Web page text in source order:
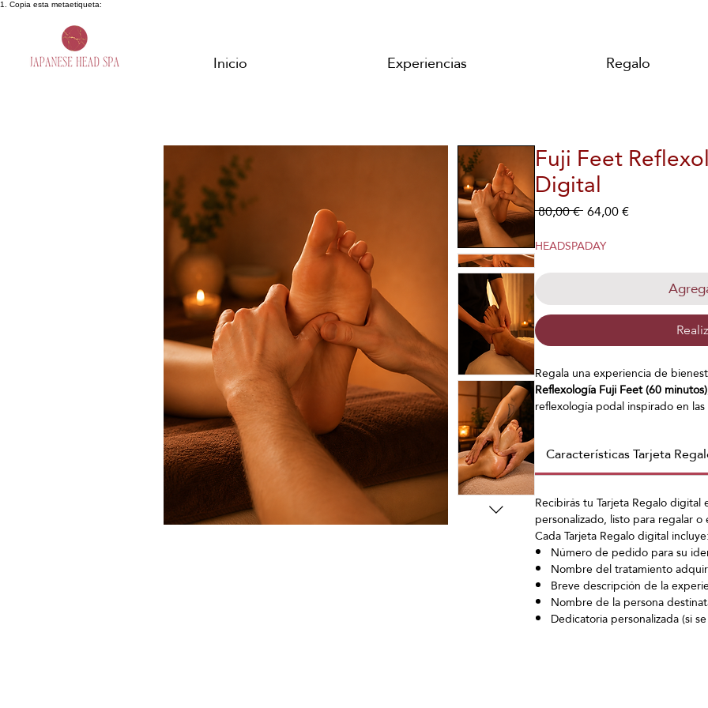
1. Copia esta metaetiqueta:
Inicio Experiencias Regalo
Fuji Feet
Digital
80,00 € Precio
64,00 €Precio
HEADSPADAY
Regala una experiencia de
Reflexología Fuji Feet (60 minutos)
reflexología podal inspirado en
circulación y proporcionar una
experiencia se completa con un
desde la conexión entre los pies
Características Tarjeta
Recibirás tu Tarjeta Regalo
personalizado, listo para regalar
Cada Tarjeta Regalo digital
Número de pedido para su
Nombre del tratamiento
Breve descripción de la
Nombre de la persona
Dedicatoria personalizada (si